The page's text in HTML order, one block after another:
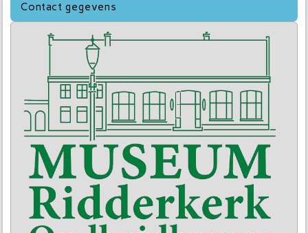
Contact gegevens